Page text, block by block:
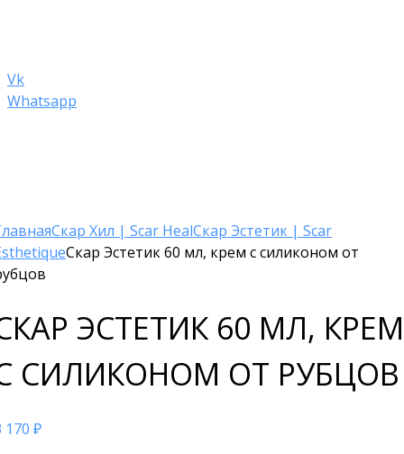
Vk
Whatsapp
Скар Хил | Scar HealСкар Эстетик | Scar
Скар Эстетик 60 мл, крем с силиконом от
ЭСТЕТИК 60 МЛ, КРЕМ
СИЛИКОНОМ ОТ РУБЦОВ
170 ₽